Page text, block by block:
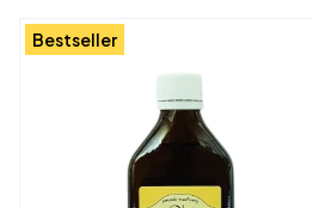
Bestseller